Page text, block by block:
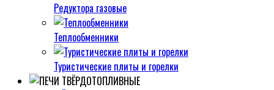
Редуктора газовые
Теплообменники
Туристические плиты и горелки